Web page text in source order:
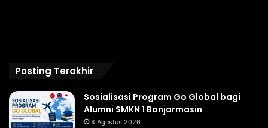
Posting Terakhir
Sosialisasi Program Go Global bagi
Alumni SMKN 1 Banjarmasin
4 Agustus 2026